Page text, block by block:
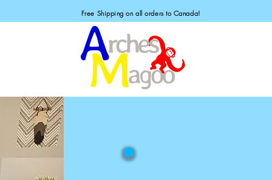
Free Shipping on all orders to Canada!